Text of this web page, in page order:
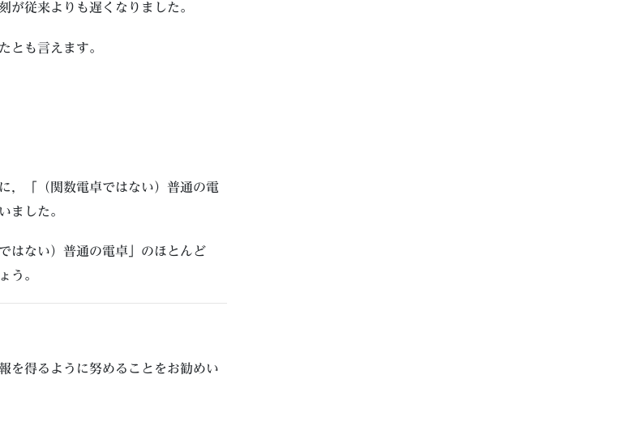
が従来よりも遅くなりました。
とも言えます。
，「（関数電卓ではない）普通の電
ました。
はない）普通の電卓」のほとんど
う。
を得るように努めることをお勧めい